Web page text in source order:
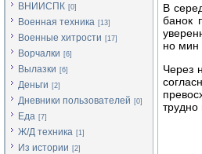
ВНИИСПК [0]
Военная техника [13]
Военные хитрости [17]
Ворчалки [6]
Вылазки [6]
Деньги [2]
Дневники пользователей [0]
Еда [7]
Ж/Д техника [1]
Из истории [2]
В
банок
но мин
Через
трудно